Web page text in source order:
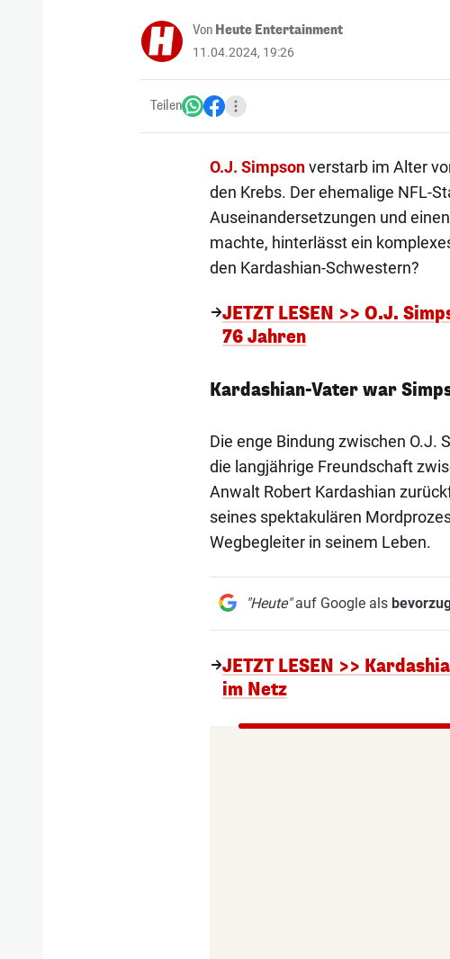
Von Heute Entertainment
11.04.2024, 19:26
Teilen
O.J. Simpsonverstarb im Alter
den Krebs. Der ehemalige NFL-
Auseinandersetzungen und
machte, hinterlässt ein
den Kardashian-Schwestern?
JETZT LESEN >> O.J.
76 Jahren
Kardashian-Vater war
Die enge Bindung zwischen O.J.
die langjährige Freundschaft
Anwalt Robert Kardashian
seines spektakulären
Wegbegleiter in seinem Leben.
"Heute"auf Google als
JETZT LESEN >>
im Netz